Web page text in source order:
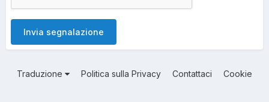
Invia segnalazione
Traduzione Politica sulla Privacy Contattaci Cookie